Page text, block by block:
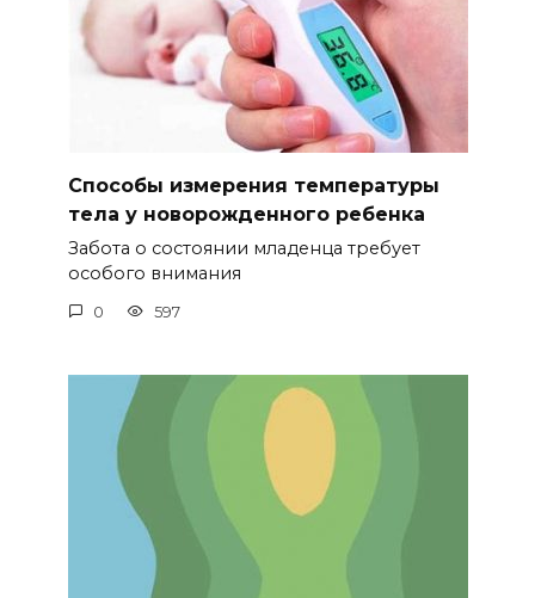
Способы измерения температуры
тела у новорожденного ребенка
Забота о состоянии младенца требует
особого внимания
0 597